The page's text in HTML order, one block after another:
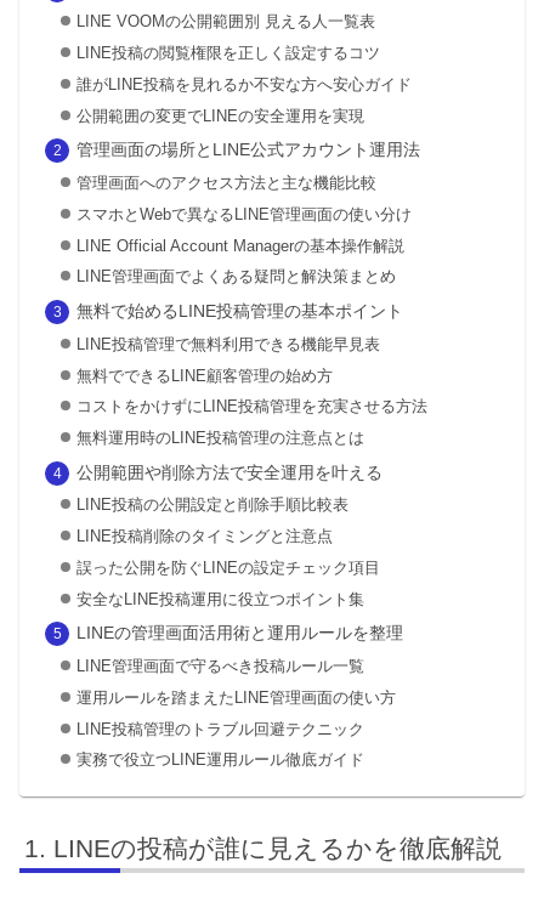
LINE VOOMの公開範囲別 見える人一覧表
LINE投稿の閲覧権限を正しく設定するコツ
誰がLINE投稿を見れるか不安な方へ安心ガイド
公開範囲の変更でLINEの安全運用を実現
管理画面の場所とLINE公式アカウント運用法
管理画面へのアクセス方法と主な機能比較
スマホとWebで異なるLINE管理画面の使い分け
LINE Official Account Managerの基本操作解説
LINE管理画面でよくある疑問と解決策まとめ
無料で始めるLINE投稿管理の基本ポイント
LINE投稿管理で無料利用できる機能早見表
無料でできるLINE顧客管理の始め方
コストをかけずにLINE投稿管理を充実させる方法
無料運用時のLINE投稿管理の注意点とは
公開範囲や削除方法で安全運用を叶える
LINE投稿の公開設定と削除手順比較表
LINE投稿削除のタイミングと注意点
誤った公開を防ぐLINEの設定チェック項目
安全なLINE投稿運用に役立つポイント集
LINEの管理画面活用術と運用ルールを整理
LINE管理画面で守るべき投稿ルール一覧
運用ルールを踏まえたLINE管理画面の使い方
LINE投稿管理のトラブル回避テクニック
実務で役立つLINE運用ルール徹底ガイド
LINEの投稿が誰に見えるかを徹底解説